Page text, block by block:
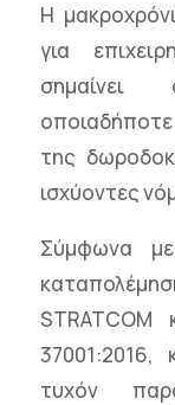
Η
για
της
ισχύοντες
Σύμφωνα
37001:2016,
τυχόν